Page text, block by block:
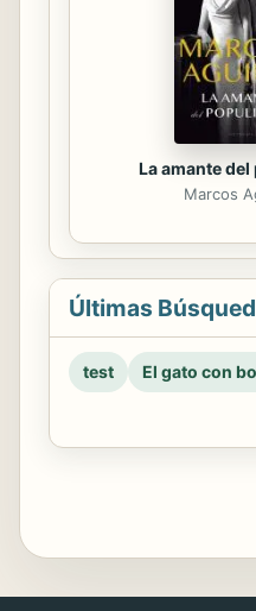
La amante
Marcos
Últimas
test El gato con